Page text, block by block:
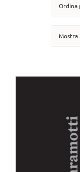
Ordina
Mostra